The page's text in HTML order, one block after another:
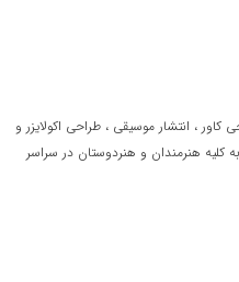
، انتشار موسیقی ، طراحی اکولایزر و
هنرمندان و هنردوستان در سراسر